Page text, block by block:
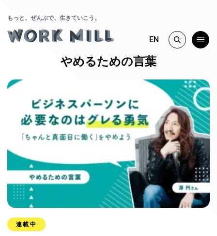
もっと、ぜんぶで、生きていこう。
EN
やめるための言葉
連載中